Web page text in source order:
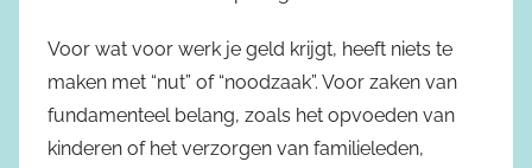
Voor wat voor werk je geld krijgt, heeft niets te
maken met “nut” of “noodzaak”. Voor zaken van
fundamenteel belang, zoals het opvoeden van
kinderen of het verzorgen van familieleden,